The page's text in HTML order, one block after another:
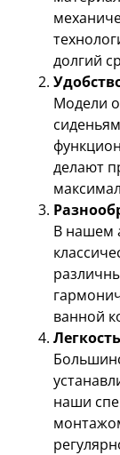
долгий
Модели
делают
В нашем
ванной
наши